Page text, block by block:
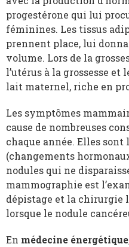
progestérone qui lui
féminines. Les tissus
prennent place, lui
volume. Lors de la
l’utérus à la grossesse et
lait maternel, riche en
Les symptômes
cause de nombreuses
chaque année. Elles
(changements
nodules qui ne
mammographie est
dépistage et la chirurgie
lorsque le nodule
En médecine énergétique